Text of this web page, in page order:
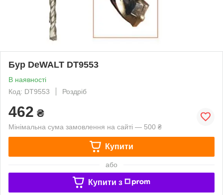
Бур DeWALT DT9553
В наявності
Код: DT9553
Роздріб
462 ₴
Мінімальна сума замовлення на сайті — 500 ₴
Купити
або
Купити з